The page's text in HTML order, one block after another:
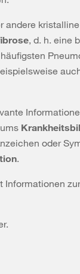
andere
, d. h. eine
oder
.
Informationen